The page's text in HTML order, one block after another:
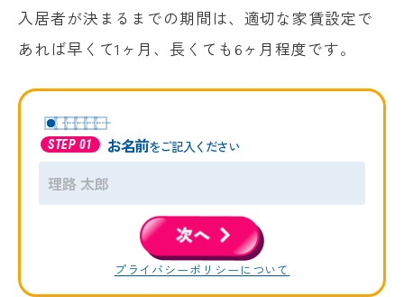
入居者が決まるまでの期間は、適切な家賃設定で
あれば早くて1ヶ月、長くても6ヶ月程度です。
お名前をご記入ください
プライバシーポリシーについて